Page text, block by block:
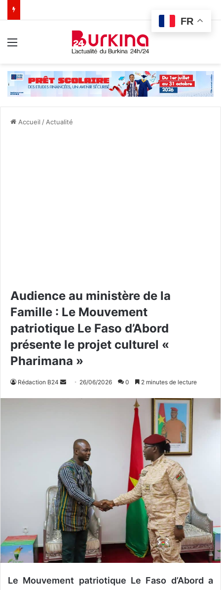
Accueil / Actualité
Audience au ministère de la
Famille : Le Mouvement
patriotique Le Faso d’Abord
présente le projet culturel «
Pharimana »
Rédaction B24
u
n
c
o
u
r
r
i
26/06/2026 0 2 minutes de lecture
Le Mouvement patriotique Le Faso d’Abord a
FR